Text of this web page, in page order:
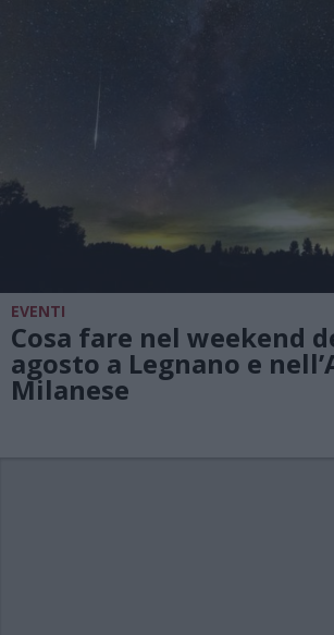
EVENTI
Cosa fare nel weekend
agosto a Legnano e
Milanese